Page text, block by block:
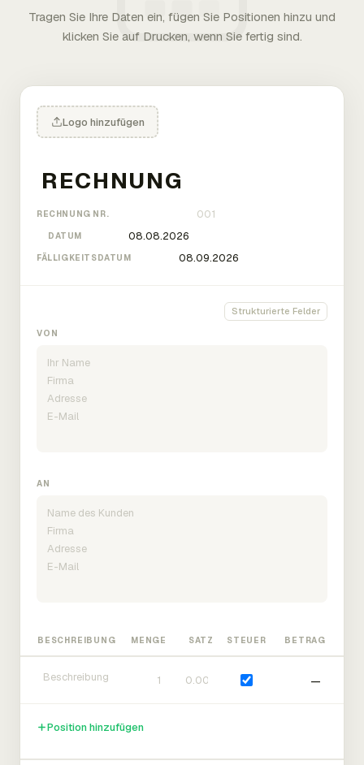
Tragen Sie Ihre Daten ein, fügen Sie Positionen hinzu und
klicken Sie auf Drucken, wenn Sie fertig sind.
Logo hinzufügen
RECHNUNG NR.
DATUM
FÄLLIGKEITSDATUM
Strukturierte Felder
VON
AN
BESCHREIBUNG MENGE SATZ STEUER BETRAG
—
Position hinzufügen